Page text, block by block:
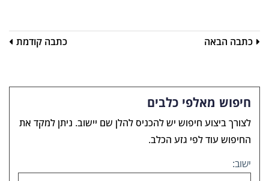
כתבה הבאה כתבה קודמת
חיפוש מאלפי כלבים
לצורך ביצוע חיפוש יש להכניס להלן שם יישוב. ניתן למקד את
החיפוש עוד לפי גזע הכלב.
ישוב: